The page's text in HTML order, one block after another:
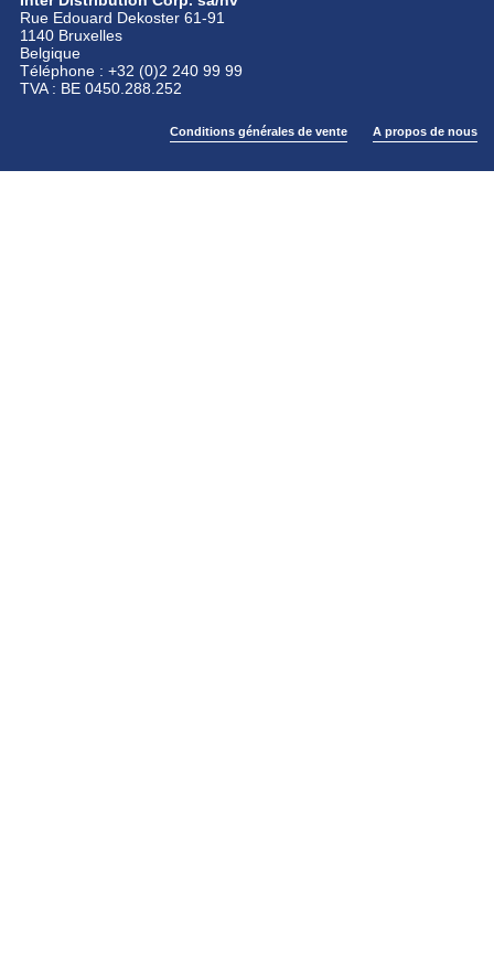
Rue Edouard Dekoster 61-91
1140 Bruxelles
Belgique
Téléphone : +32 (0)2 240 99 99
TVA : BE 0450.288.252
Conditions générales de vente A propos de nous